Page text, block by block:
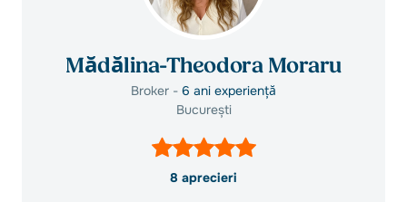
Mădălina-Theodora Moraru
Broker - 6 ani experiență
București
8 aprecieri